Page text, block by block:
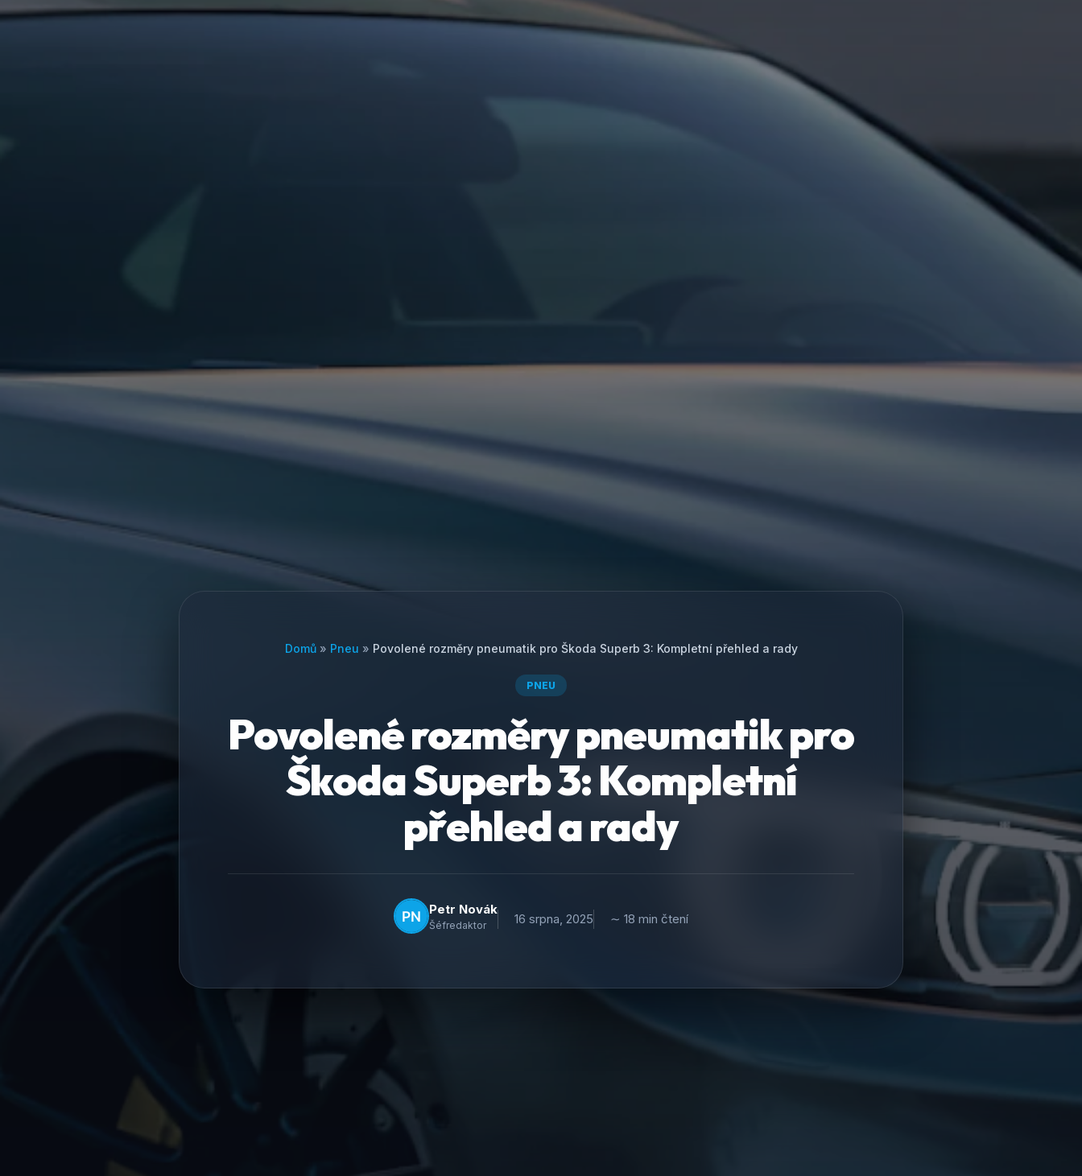
Domů» Pneu » Povolené rozměry pneumatik pro Škoda Superb 3: Kompletní přehled a rady
PNEU
Povolené rozměry pneumatik pro
Škoda Superb 3: Kompletní
přehled a rady
Petr Novák
Šéfredaktor 16 srpna, 2025 ∼ 18 min čtení